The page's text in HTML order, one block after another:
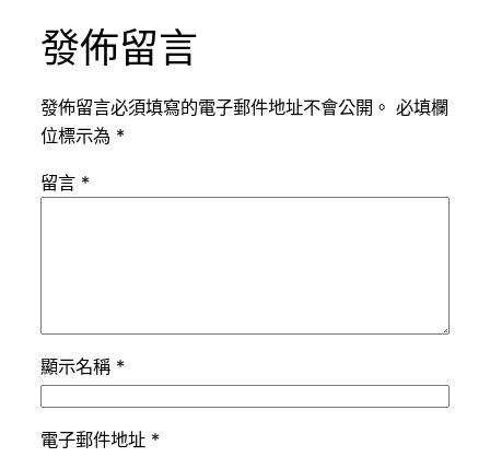
發佈留言
發佈留言必須填寫的電子郵件地址不會公開。 必填欄
位標示為 *
留言 *
顯示名稱 *
電子郵件地址 *